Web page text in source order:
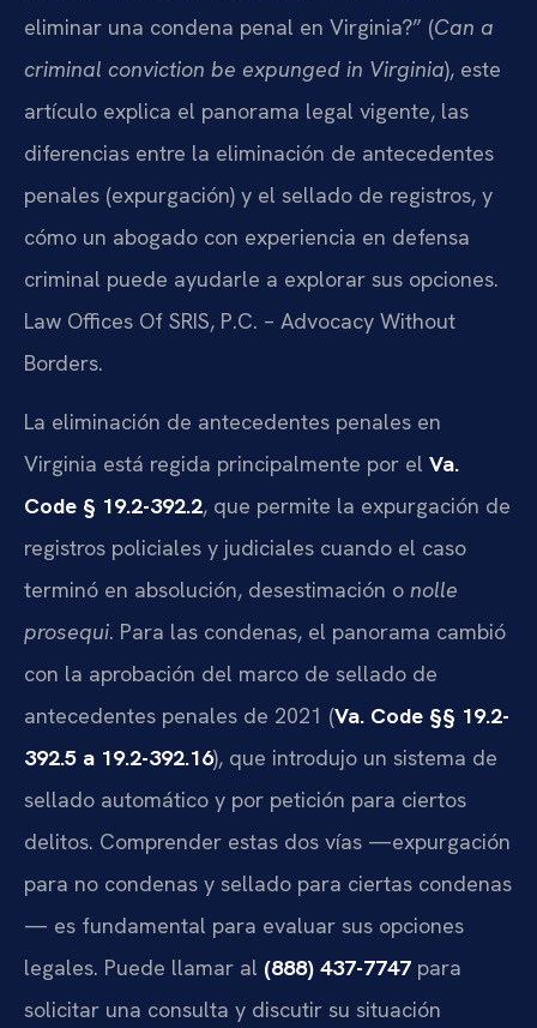
eliminar una condena penal en Virginia?” (Can a
criminal conviction be expunged in Virginia), este
artículo explica el panorama legal vigente, las
diferencias entre la eliminación de antecedentes
penales (expurgación) y el sellado de registros, y
cómo un abogado con experiencia en defensa
criminal puede ayudarle a explorar sus opciones.
Law Offices Of SRIS, P.C. – Advocacy Without
Borders.
La eliminación de antecedentes penales en
Virginia está regida principalmente por el Va.
Code § 19.2-392.2, que permite la expurgación de
registros policiales y judiciales cuando el caso
terminó en absolución, desestimación o nolle
prosequi. Para las condenas, el panorama cambió
con la aprobación del marco de sellado de
antecedentes penales de 2021 (Va. Code §§ 19.2-
392.5 a 19.2-392.16), que introdujo un sistema de
sellado automático y por petición para ciertos
delitos. Comprender estas dos vías —expurgación
para no condenas y sellado para ciertas condenas
— es fundamental para evaluar sus opciones
legales. Puede llamar al (888) 437-7747 para
solicitar una consulta y discutir su situación